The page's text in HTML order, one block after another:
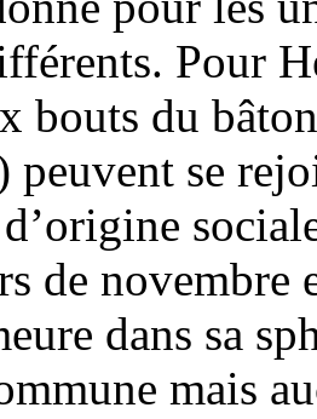
Pour
bouts du
peuvent se
de novembre
dans sa
mais